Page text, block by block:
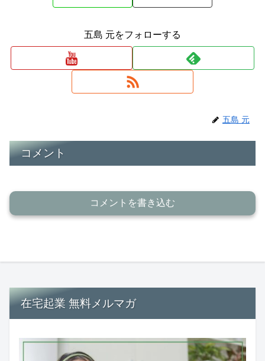
五島 元をフォローする
五島 元
コメント
コメントを書き込む
在宅起業 無料メルマガ